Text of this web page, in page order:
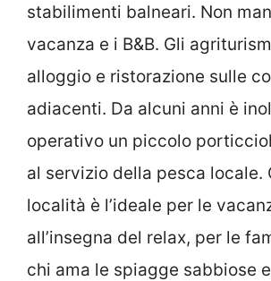
stabilimenti balneari. Non
vacanza e i B&B. Gli
alloggio e ristorazione sulle
adiacenti. Da alcuni anni è
operativo un piccolo
al servizio della pesca locale.
località è l’ideale per le
all’insegna del relax, per le
chi ama le spiagge sabbiose